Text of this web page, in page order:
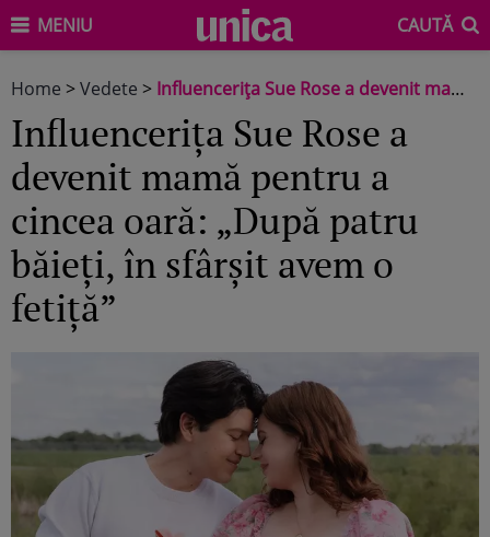
MENIU CAUTĂ
Home >Vedete > Influencerița Sue Rose a devenit mamă pentru a cincea oară: „După patru băieți, în sfârșit avem o fetiță”
Influencerița Sue Rose a
devenit mamă pentru a
cincea oară: „După patru
băieți, în sfârșit avem o
fetiță”